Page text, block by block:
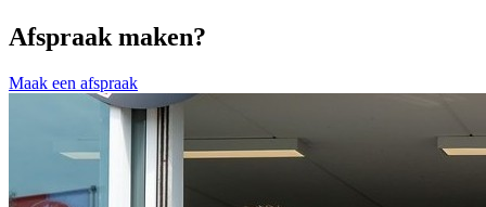
Afspraak maken?
Maak een afspraak